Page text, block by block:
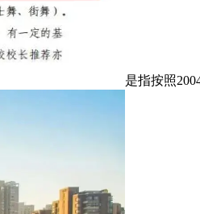
是指按照